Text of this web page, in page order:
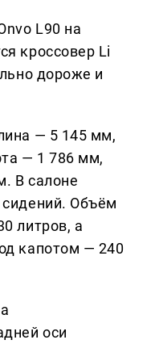
L90 на
кроссовер Li
дороже и
— 5 145 мм,
— 1 786 мм,
В салоне
Объём
литров, а
капотом — 240
оси